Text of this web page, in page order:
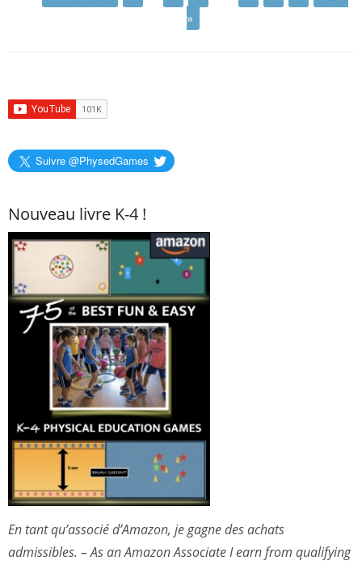
»
Suivre @PhysedGames
Nouveau livre K-4 !
En tant qu’associé d’Amazon, je gagne des achats
admissibles. – As an Amazon Associate I earn from qualifying